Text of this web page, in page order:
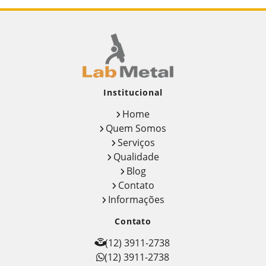
Ensaio de impacto charpy e izod
Ensaio metalográfico
Ensaio metalográfico aço
Ensaios físicos mecânicos
Ensaios mecânicos
Ensaios mecânicos de materiais
Ensaios mecânicos destrutivos
Ensaios mecânicos e metalúrgicos
Inspetor de solda qualificação
Inspeção de solda
Institucional
Home
Quem Somos
Serviços
Qualidade
Blog
Contato
Informações
Contato
(12) 3911-2738
(12) 3911-2738